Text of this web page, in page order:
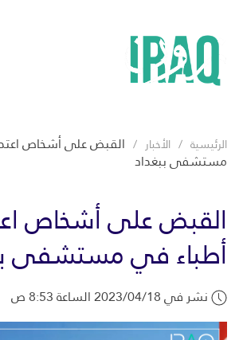
الرئيسية الأخبار القبض على أشخاص
مستشفى ببغداد
القبض على أشخاص
أطباء في مستشفى
نشر في 2023/04/18 الساعة 8:53 ص